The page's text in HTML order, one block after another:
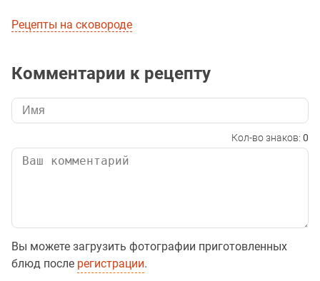
Рецепты на сковороде
Комментарии к рецепту
Кол-во знаков: 0
Вы можете загрузить фотографии приготовленных
блюд после регистрации.